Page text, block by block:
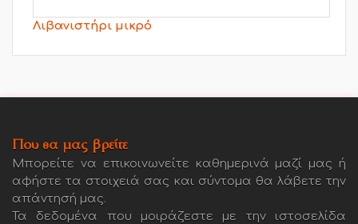
Λιβανιστήρι μικρό
Που θα μας βρείτε
Μπορείτε να επικοινωνείτε καθημερινά μαζί μας ή
αφήστε τα στοιχειά σας και σύντομα θα λάβετε την
απάντησή μας.
Τα δεδομένα που μοιράζεστε με την ιστοσελίδα